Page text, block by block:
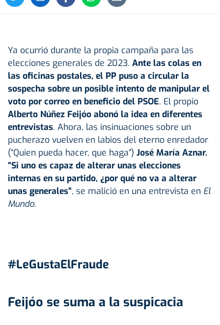
Ya ocurrió durante la propia campaña para las
elecciones generales de 2023. Ante las colas en
las oficinas postales, el PP puso a circular la
sospecha sobre un posible intento de manipular el
voto por correo en beneficio del PSOE. El propio
Alberto Núñez Feijóo abonó la idea en diferentes
entrevistas. Ahora, las insinuaciones sobre un
pucherazo vuelven en labios del eterno enredador
(“Quien pueda hacer, que haga”) José María Aznar.
“Si uno es capaz de alterar unas elecciones
internas en su partido, ¿por qué no va a alterar
unas generales”, se malició en una entrevista en El
Mundo.
#LeGustaElFraude
Feijóo se suma a la suspicacia